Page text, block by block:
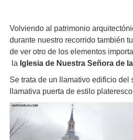
Volviendo al patrimonio
durante nuestro recorrido también
de ver otro de los elementos
la Iglesia de Nuestra Señora de
Se trata de un llamativo edificio del
llamativa puerta de estilo